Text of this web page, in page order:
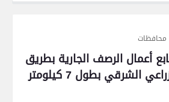
محافظات
أعمال الرصف الجارية بطريق
أسيوط سوهاج الزراعي الشرقي بطول 7 كيلومتر